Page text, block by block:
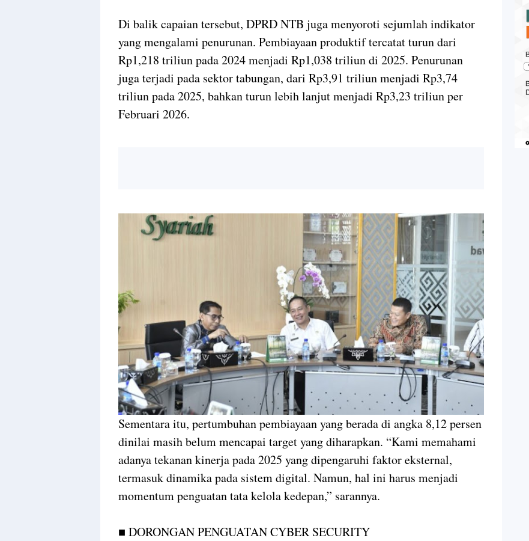
Di balik capaian tersebut, DPRD NTB juga menyoroti sejumlah indikator
yang mengalami penurunan. Pembiayaan produktif tercatat turun dari
Rp1,218 triliun pada 2024 menjadi Rp1,038 triliun di 2025. Penurunan
juga terjadi pada sektor tabungan, dari Rp3,91 triliun menjadi Rp3,74
triliun pada 2025, bahkan turun lebih lanjut menjadi Rp3,23 triliun per
Februari 2026.
Sementara itu, pertumbuhan pembiayaan yang berada di angka 8,12 persen
dinilai masih belum mencapai target yang diharapkan. “Kami memahami
adanya tekanan kinerja pada 2025 yang dipengaruhi faktor eksternal,
termasuk dinamika pada sistem digital. Namun, hal ini harus menjadi
momentum penguatan tata kelola kedepan,” sarannya.
■ DORONGAN PENGUATAN CYBER SECURITY